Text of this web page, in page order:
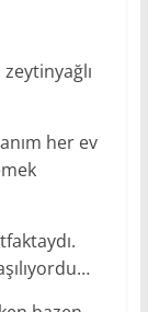
her ev